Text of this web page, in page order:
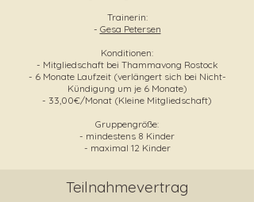
Trainerin:
- Gesa Petersen
Konditionen:
- Mitgliedschaft bei Thammavong Rostock
- 6 Monate Laufzeit (verlängert sich bei Nicht-
Kündigung um je 6 Monate)
- 33,00€/Monat (Kleine Mitgliedschaft)
Gruppengröße:
- mindestens 8 Kinder
- maximal 12 Kinder
Teilnahmevertrag